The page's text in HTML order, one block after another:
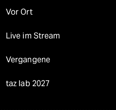
Vor Ort
Live im Stream
Vergangene
taz lab 2027